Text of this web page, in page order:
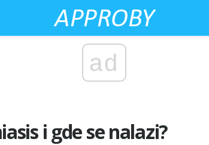
ad
i gde se nalazi?